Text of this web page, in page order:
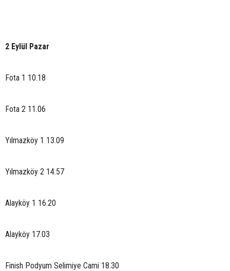
2 Eylül Pazar
Fota 1 10.18
Fota 2 11.06
Yılmazköy 1 13.09
Yılmazköy 2 14.57
Alayköy 1 16.20
Alayköy 17.03
Finish Podyum Selimiye Cami 18.30